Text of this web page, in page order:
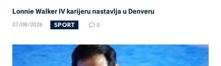
Lonnie Walker IV karijeru nastavlja u Denveru
07/08/2026 SPORT 0